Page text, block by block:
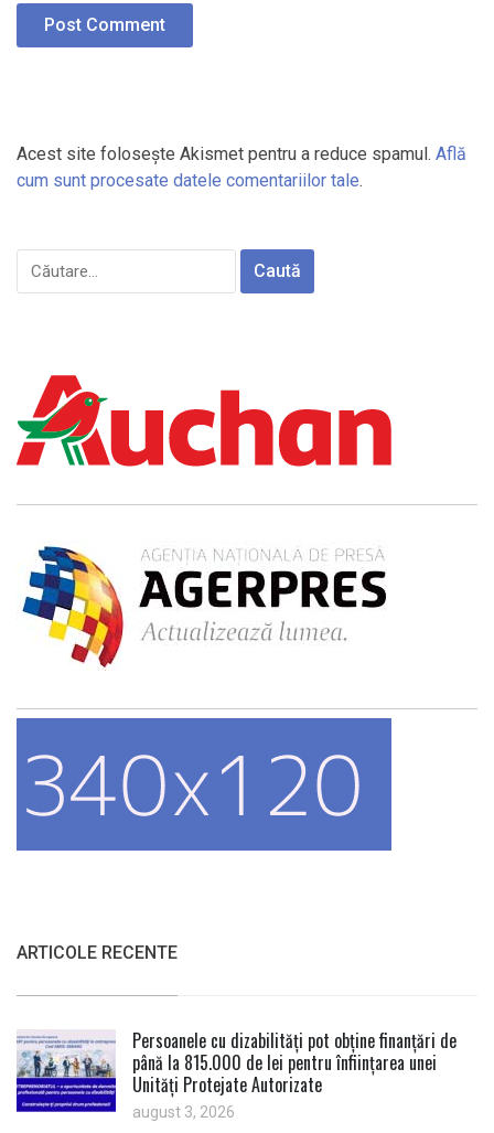
Acest site folosește Akismet pentru a reduce spamul. Află
cum sunt procesate datele comentariilor tale.
Caută
după:
ARTICOLE RECENTE
Persoanele cu dizabilități pot obține finanțări de
până la 815.000 de lei pentru înființarea unei
Unități Protejate Autorizate
august 3, 2026